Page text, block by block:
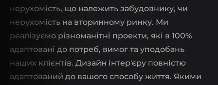
нерухомість, що належить забудовнику, чи
нерухомість на вторинному ринку. Ми
реалізуємо різноманітні проекти, які в 100%
адаптовані до потреб, вимог та уподобань
наших клієнтів. Дизайн інтер'єру повністю
адаптований до вашого способу життя. Якими